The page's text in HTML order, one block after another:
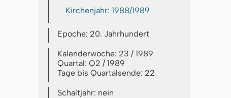
Kirchenjahr: 1988/1989
Epoche: 20. Jahrhundert
Kalenderwoche: 23 / 1989
Quartal: Q2 / 1989
Tage bis Quartalsende: 22
Schaltjahr: nein